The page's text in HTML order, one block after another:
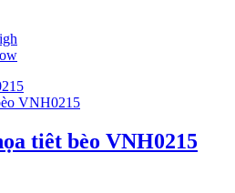
tiêt bèo VNH0215